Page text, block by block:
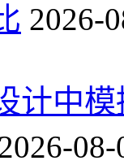
2026-
计中